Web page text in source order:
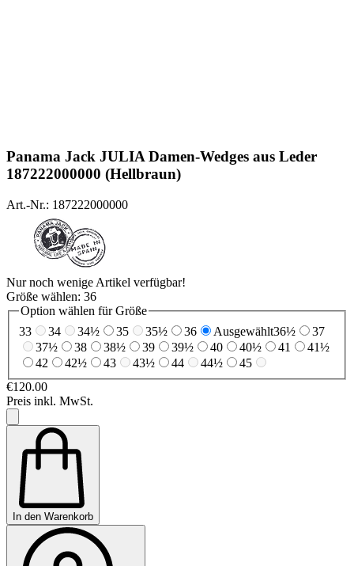
Panama Jack JULIA Damen-Wedges aus Leder
187222000000 (Hellbraun)
Art.-Nr.: 187222000000
Nur noch wenige Artikel verfügbar!
Größe wählen: 36
Option wählen für Größe
33
34 34½ 35 35½ 36 Ausgewählt36½
37
37½
38 38½ 39 39½ 40 40½ 41
41½
42
42½ 43 43½ 44 44½
45
€120.00
Preis inkl. MwSt.
In den Warenkorb